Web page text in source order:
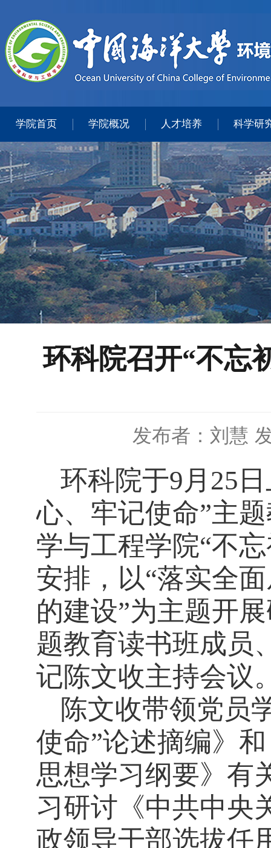
学院首页 学院概况 人才培养 科学研
环科院召开“不忘
发布者：刘慧
环科院于9月 25
心、牢记使命”主
学与工程学院“不
安排， 以“落实全
的建设”为主题开
题教育读书班成员
记陈文收主持会议
陈文收带领党员
使命”论述摘编》
思想学习纲要》有
习研讨《中共中央
政领导干部选拔任